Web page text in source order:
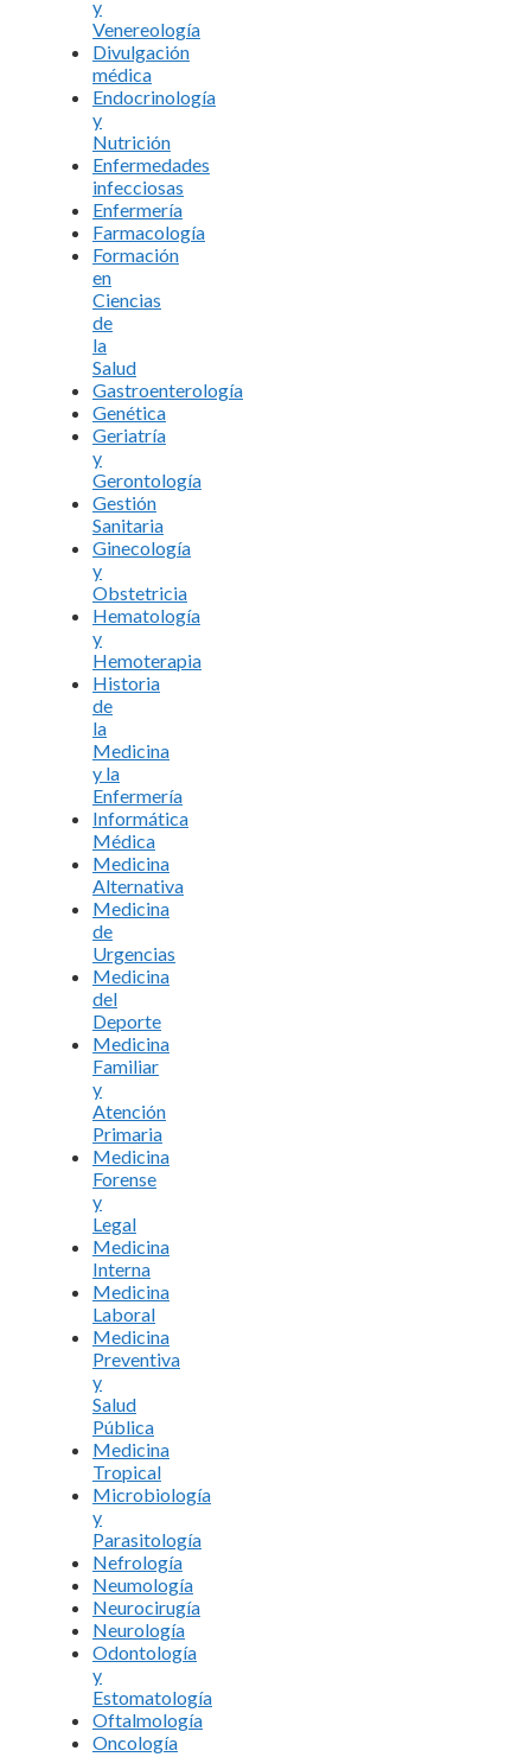
y
Venereología
Divulgación
médica
Endocrinología
y
Nutrición
Enfermedades
infecciosas
Enfermería
Farmacología
Formación
en
Ciencias
de
la
Salud
Gastroenterología
Genética
Geriatría
y
Gerontología
Gestión
Sanitaria
Ginecología
y
Obstetricia
Hematología
y
Hemoterapia
Historia
de
la
Medicina
y la
Enfermería
Informática
Médica
Medicina
Alternativa
Medicina
de
Urgencias
Medicina
del
Deporte
Medicina
Familiar
y
Atención
Primaria
Medicina
Forense
y
Legal
Medicina
Interna
Medicina
Laboral
Medicina
Preventiva
y
Salud
Pública
Medicina
Tropical
Microbiología
y
Parasitología
Nefrología
Neumología
Neurocirugía
Neurología
Odontología
y
Estomatología
Oftalmología
Oncología